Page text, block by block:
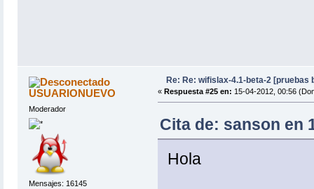
USUARIONUEVO
Moderador
Mensajes: 16145
Re: Re: wifislax-4.1-beta-2 [pruebas
« Respuesta #25 en: 15-04-2012, 00:56
Cita de: sanson en
Hola